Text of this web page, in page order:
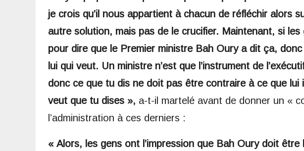
je crois qu’il nous appartient à chacun de réfléchir alors
autre solution, mais pas de le crucifier. Maintenant, si les
pour dire que le Premier ministre Bah Oury a dit ça,
lui qui veut. Un ministre n’est que l’instrument de
donc ce que tu dis ne doit pas être contraire à ce que lui
veut que tu dises », a-t-il martelé avant de donner un «
l’administration à ces derniers :
« Alors, les gens ont l’impression que Bah Oury doit